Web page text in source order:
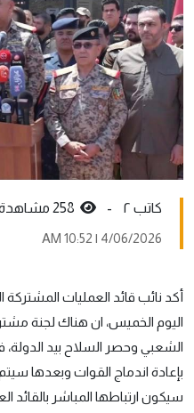
کاتب ٢ -
4/06/2026 | 10:52 AM
أكد نائب قائد العمليات
اليوم الخميس، ان هناك لجنة
الشعبي وحصر السلاح بيد الدولة،
بإعادة اندماج القوات وبعدها
سيكون ارتباطها المباشر بالقائد